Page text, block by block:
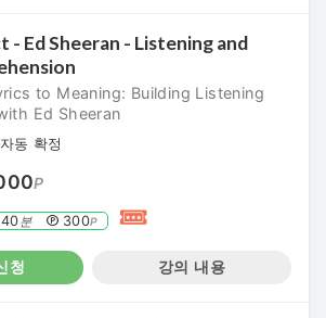
- Ed Sheeran - Listening and
to Meaning: Building Listening
Ed Sheeran
자동 확정
P
40분 300P
청 강의 내용